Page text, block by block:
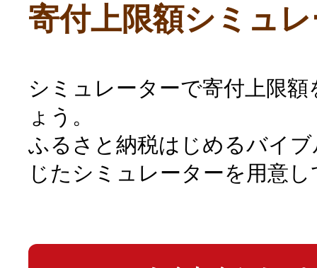
寄付上限額シミュ
シミュレーターで寄付上限
ょう。
ふるさと納税はじめるバイ
じたシミュレーターを用意